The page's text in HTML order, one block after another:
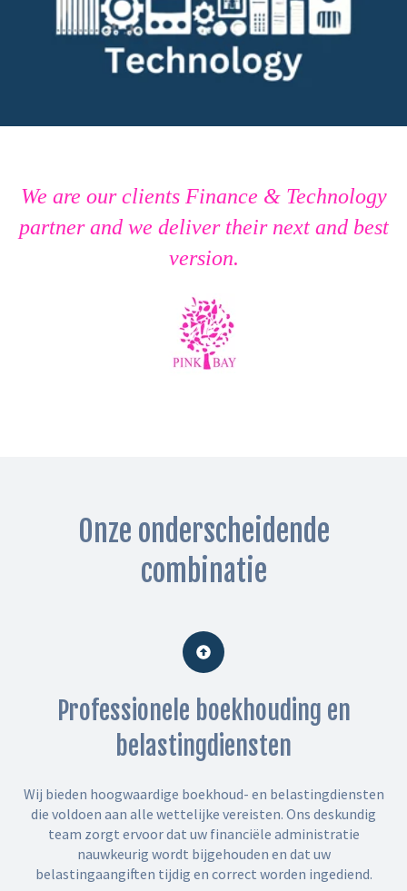
We are our clients Finance & Technology
partner and we deliver their next and best
version.
Onze onderscheidende
combinatie
Professionele boekhouding en
belastingdiensten
Wij bieden hoogwaardige boekhoud- en belastingdiensten
die voldoen aan alle wettelijke vereisten. Ons deskundig
team zorgt ervoor dat uw financiële administratie
nauwkeurig wordt bijgehouden en dat uw
belastingaangiften tijdig en correct worden ingediend.